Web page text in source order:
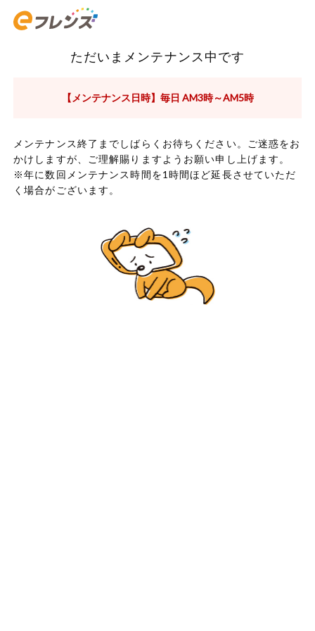
ただいまメンテナンス中です
【メンテナンス日時】毎日 AM3時～AM5時
メンテナンス終了までしばらくお待ちください。ご迷惑をお
かけしますが、ご理解賜りますようお願い申し上げます。
※年に数回メンテナンス時間を1時間ほど延長させていただ
く場合がございます。